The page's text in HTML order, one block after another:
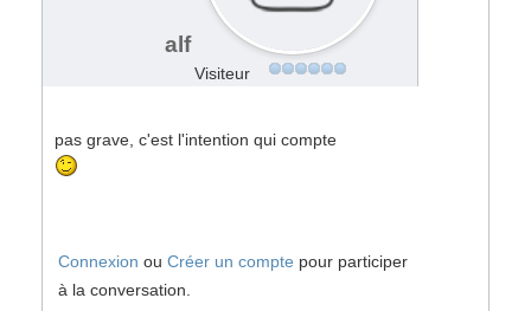
alf
Visiteur
pas grave, c'est l'intention qui compte
Connexion ou Créer un compte pour participer
à la conversation.